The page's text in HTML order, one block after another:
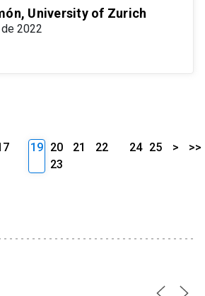
University of Zurich
2022
19 20 21
22
23
24 25 > >>